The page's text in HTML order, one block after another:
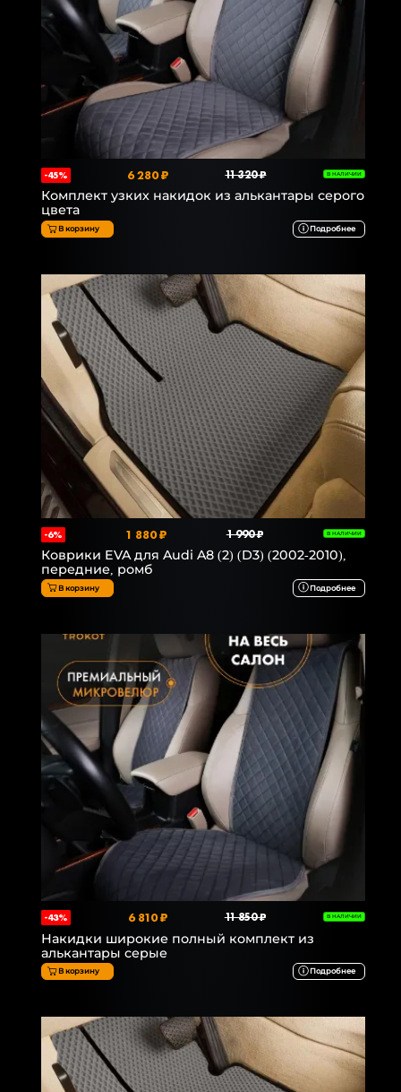
-45% 6 280 ₽ 11 320 ₽ В НАЛИЧИИ
Комплект узких накидок из алькантары серого
цвета
В корзину Подробнее
-6% 1 880 ₽ 1 990 ₽ В НАЛИЧИИ
Коврики EVA для Audi A8 (2) (D3) (2002-2010),
передние, ромб
В корзину Подробнее
-43% 6 810 ₽ 11 850 ₽ В НАЛИЧИИ
Накидки широкие полный комплект из
алькантары серые
В корзину Подробнее